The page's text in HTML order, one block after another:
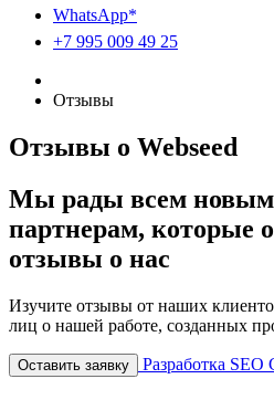
WhatsApp*
+7 995 009 49 25
Отзывы
Отзывы о Webseed
Мы рады всем новым
партнерам, которые
отзывы о нас
Изучите отзывы от наших
лиц о нашей работе, созданных
Оставить заявку Разработка SEO